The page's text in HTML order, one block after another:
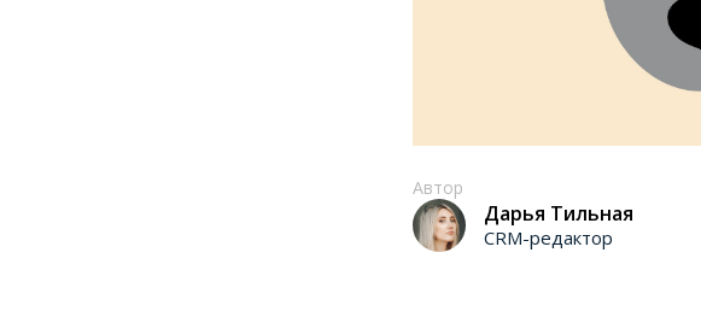
Автор
Дарья Тильная
CRM-редактор